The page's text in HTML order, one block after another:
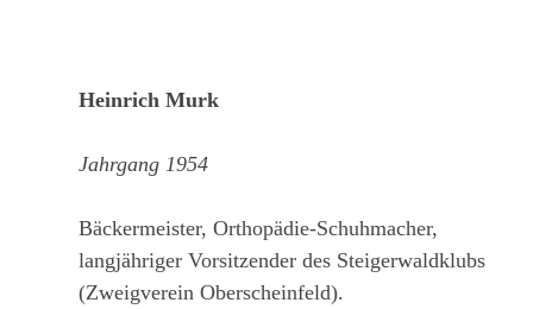
Heinrich Murk
Jahrgang 1954
Bäckermeister, Orthopädie-Schuhmacher,
langjähriger Vorsitzender des Steigerwaldklubs
(Zweigverein Oberscheinfeld).